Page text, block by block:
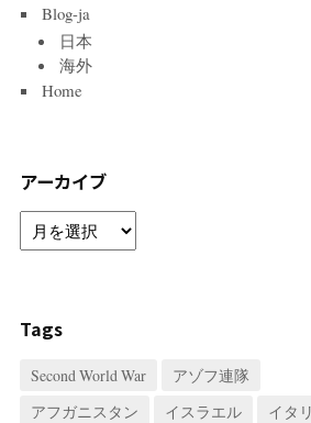
Blog-ja
日本
海外
Home
アーカイブ
ア
ー
ブ
Tags
Second World War
アゾフ連隊
アフガニスタン
イスラエル
イタ